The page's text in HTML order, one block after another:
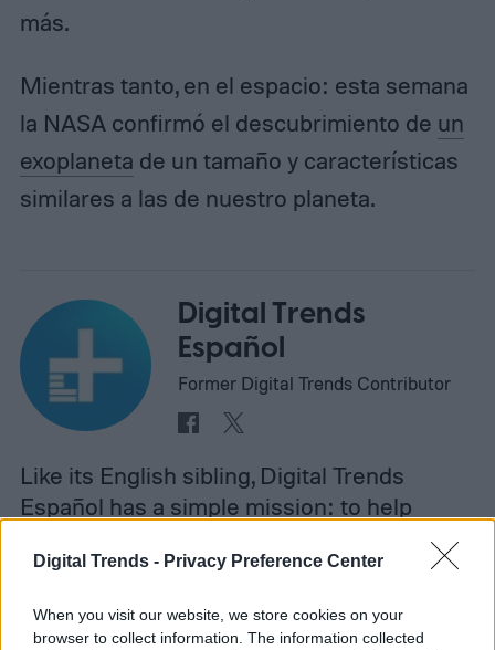
Digital Trends - Privacy Preference Center
When you visit our website, we store cookies on your
browser to collect information. The information collected
más.
Mientras tanto, en el espacio: esta semana
la NASA confirmó el descubrimiento de un
exoplaneta de un tamaño y características
similares a las de nuestro planeta.
Digital Trends
Español
Former Digital Trends Contributor
Like its English sibling, Digital Trends
Español has a simple mission: to help
affects…